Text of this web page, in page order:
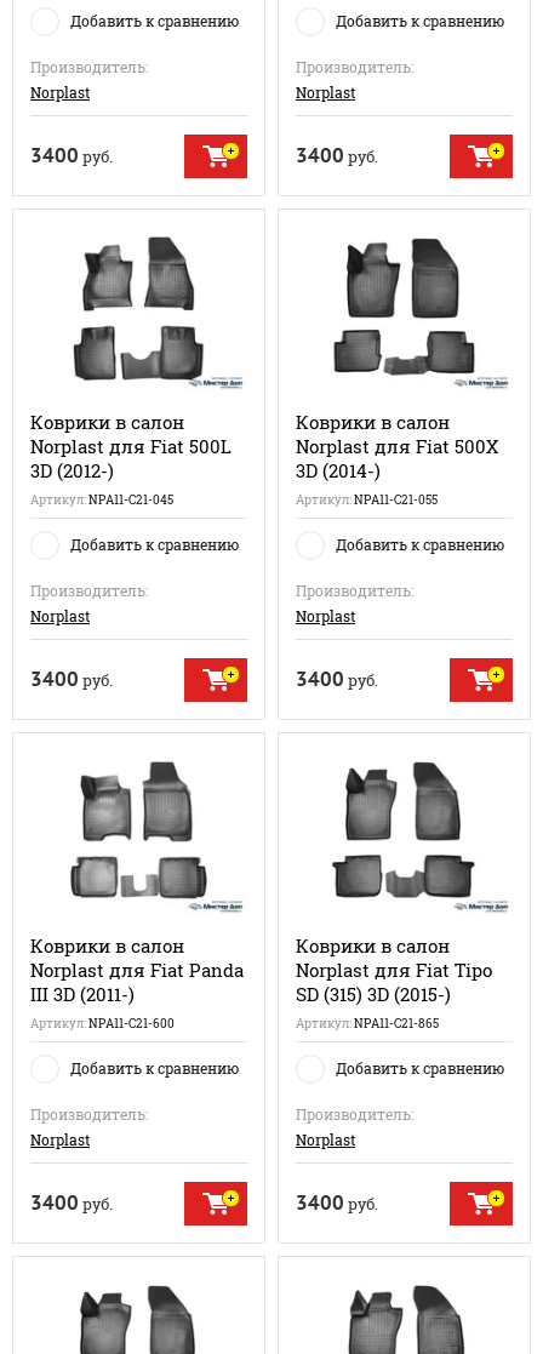
Добавить к сравнению
Производитель:
Norplast
3400 руб.
Добавить к сравнению
Производитель:
Norplast
3400 руб.
Коврики в салон
Norplast для Fiat 500L
3D (2012-)
Артикул:NPA11-C21-045
Добавить к сравнению
Производитель:
Norplast
3400 руб.
Коврики в салон
Norplast для Fiat 500X
3D (2014-)
Артикул:NPA11-C21-055
Добавить к сравнению
Производитель:
Norplast
3400 руб.
Коврики в салон
Norplast для Fiat Panda
III 3D (2011-)
Артикул:NPA11-C21-600
Добавить к сравнению
Производитель:
Norplast
3400 руб.
Коврики в салон
Norplast для Fiat Tipo
SD (315) 3D (2015-)
Артикул:NPA11-C21-865
Добавить к сравнению
Производитель:
Norplast
3400 руб.